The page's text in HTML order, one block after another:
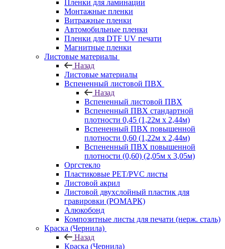
Пленки для ламинации
Монтажные пленки
Витражные пленки
Автомобильные пленки
Пленки для DTF UV печати
Магнитные пленки
Листовые материалы
Назад
Листовые материалы
Вспененный листовой ПВХ
Назад
Вспененный листовой ПВХ
Вспененный ПВХ стандартной
плотности 0,45 (1,22м х 2,44м)
Вспененный ПВХ повышенной
плотности 0,60 (1,22м х 2,44м)
Вспененный ПВХ повышенной
плотности (0,60) (2,05м х 3,05м)
Оргстекло
Пластиковые PET/PVC листы
Листовой акрил
Листовой двухслойный пластик для
гравировки (РОМАРК)
Алюкобонд
Композитные листы для печати (нерж. сталь)
Краска (Чернила)
Назад
Краска (Чернила)